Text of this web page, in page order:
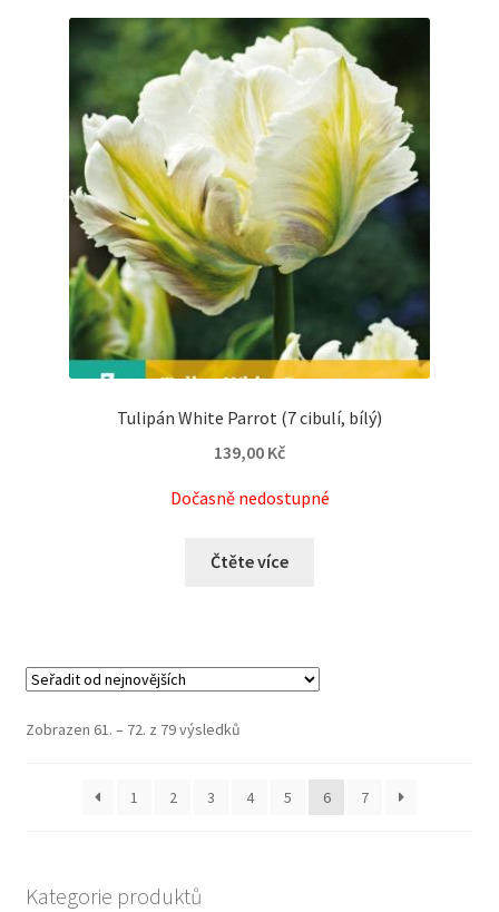
Tulipán White Parrot (7 cibulí, bílý)
139,00 Kč
Dočasně nedostupné
Čtěte více
Zobrazen 61. – 72. z 79 výsledků
1 2 3 4 5 6 7
Kategorie produktů